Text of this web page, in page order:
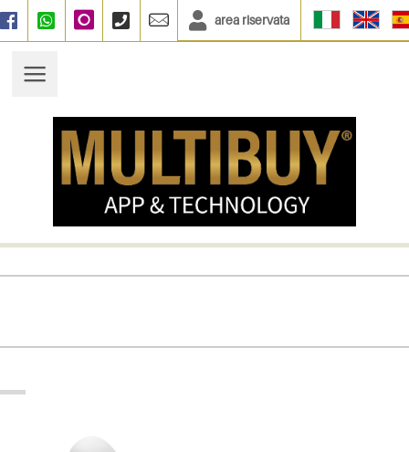
FacebookWhatsAppInstagram+390664833135
info@multibuy.org
area riservata